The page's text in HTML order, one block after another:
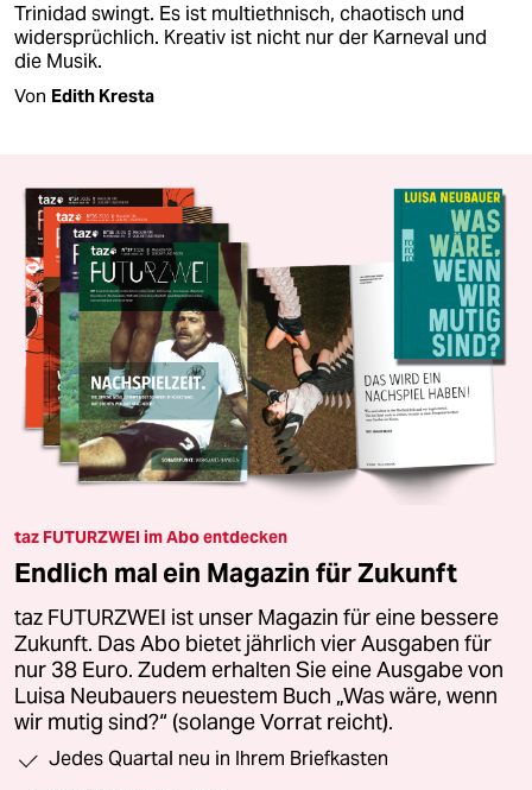
Trinidad swingt. Es ist multiethnisch, chaotisch und
widersprüchlich. Kreativ ist nicht nur der Karneval und
die Musik.
Von Edith Kresta
taz FUTURZWEI im Abo entdecken
Endlich mal ein Magazin für Zukunft
taz FUTURZWEI ist unser Magazin für eine bessere
Zukunft. Das Abo bietet jährlich vier Ausgaben für
nur 38 Euro. Zudem erhalten Sie eine Ausgabe von
Luisa Neubauers neuestem Buch „Was wäre, wenn
wir mutig sind?“ (solange Vorrat reicht).
Jedes Quartal neu in Ihrem Briefkasten